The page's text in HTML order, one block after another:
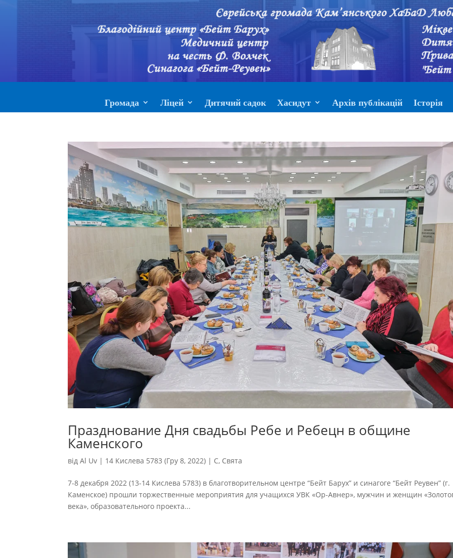
Громада Ліцей Дитячий садок Хасидут Архів публікацій Історія
Празднование Дня свадьбы Ребе и Ребецн в общине
Каменского
відAl Uv | 14 Кислева 5783 (Гру 8, 2022) | С, Свята
7-8 декабря 2022 (13-14 Кислева 5783) в благотворительном центре “Бейт Барух” и синагоге “Бейт Реувен” (г.
Каменское) прошли торжественные мероприятия для учащихся УВК «Ор-Авнер», мужчин и женщин
века», образовательного проекта...